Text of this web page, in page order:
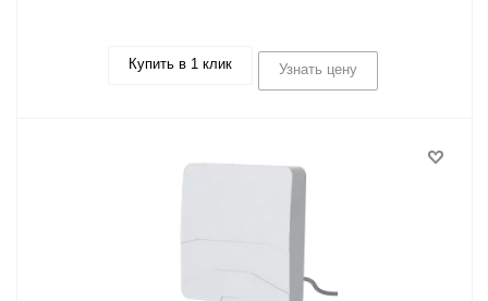
Купить в 1 клик Узнать цену